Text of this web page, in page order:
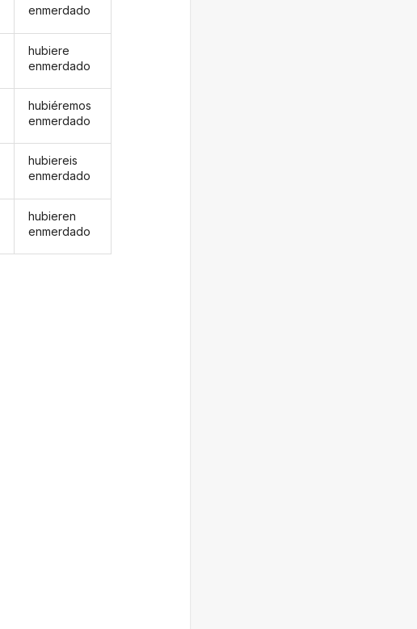
enmerdado
hubiere
enmerdado
hubiéremos
enmerdado
hubiereis
enmerdado
hubieren
enmerdado